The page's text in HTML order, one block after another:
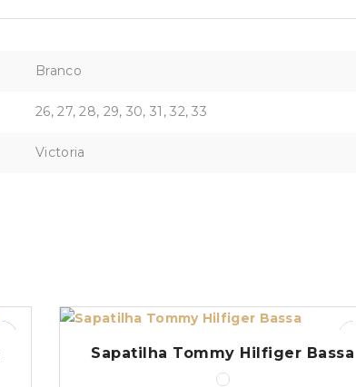
Branco
26, 27, 28, 29, 30, 31, 32, 33
Victoria
Sapatilha Tommy Hilfiger Bassa